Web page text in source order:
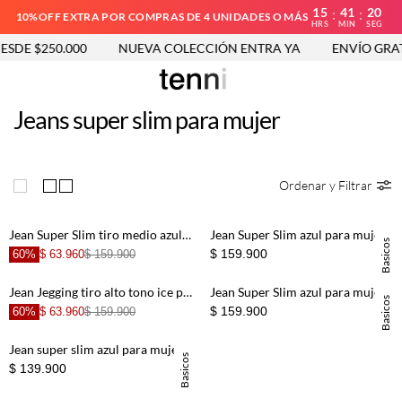
10%OFF EXTRA POR COMPRAS DE 4 UNIDADES O MÁS 15
HRS
: 41
MIN
: 20
SEG
$250.000 NUEVA COLECCIÓN ENTRA YA ENVÍO
Jeans super slim para mujer
Ordenar y Filtrar
Jean Super Slim tiro medio azul para mujer
60% $ 63.960$ 159.900 Basicos
Jean Super Slim azul para mujer
$ 159.900
Jean Jegging tiro alto tono ice para mujer
60% $ 63.960$ 159.900 Basicos
Jean Super Slim azul para mujer
$ 159.900
Basicos
Jean super slim azul para mujer
$ 139.900